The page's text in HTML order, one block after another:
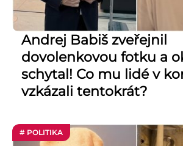
Andrej Babiš zveřejnil
dovolenkovou fotku a
schytal! Co mu lidé v
vzkázali tentokrát?
# POLITIKA